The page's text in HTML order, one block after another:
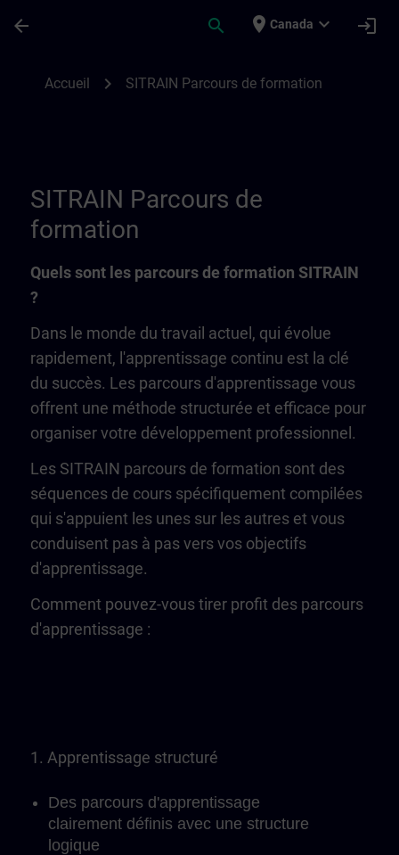
arrow_back search place Canada expand_more login
Accueil chevron_right SITRAIN Parcours de formation
SITRAIN Parcours de
formation
Quels sont les parcours de formation SITRAIN
?
Dans le monde du travail actuel, qui évolue
rapidement, l'apprentissage continu est la clé
du succès. Les parcours d'apprentissage vous
offrent une méthode structurée et efficace pour
organiser votre développement professionnel.
Les SITRAIN parcours de formation sont des
séquences de cours spécifiquement compilées
qui s'appuient les unes sur les autres et vous
conduisent pas à pas vers vos objectifs
d'apprentissage.
Comment pouvez-vous tirer profit des parcours
d'apprentissage :
1. Apprentissage structuré
Des parcours d'apprentissage
clairement définis avec une structure
logique